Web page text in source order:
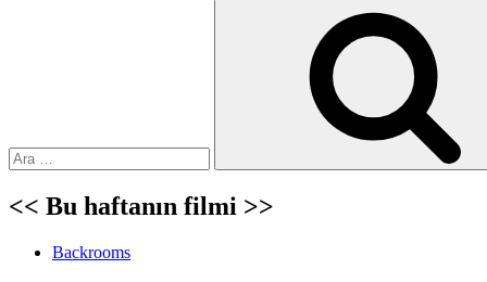
<< Bu haftanın filmi >>
Backrooms